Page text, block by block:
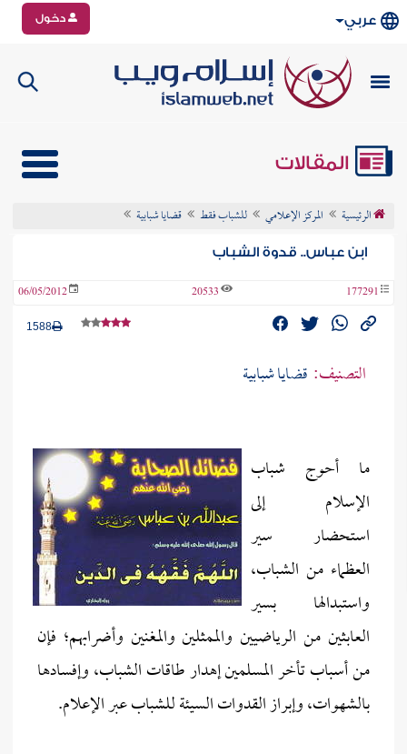
عربي دخول
المقالات
الرئيسية المركز الإعلامي للشباب فقط قضايا شبابية
ابن عباس.. قدوة الشباب
177291
20533
06/05/2012
1588
التصنيف: قضايا شبابية
ما أحوج شباب
الإسلام إلى
استحضار سير
العظماء من الشباب،
واستبدالها بسير
العابثين من الرياضيين والممثلين والمغنين وأضرابهم؛ فإن
من أسباب تأخر المسلمين إهدار طاقات الشباب، وإفسادها
بالشهوات، وإبراز القدوات السيئة للشباب عبر الإعلام.